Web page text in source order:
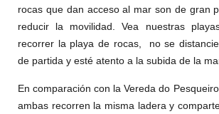
rocas que dan acceso al mar son de gran
reducir la movilidad. Vea nuestras
recorrer la playa de rocas, no se
de partida y esté atento a la subida de la
En comparación con la Vereda do
ambas recorren la misma ladera y